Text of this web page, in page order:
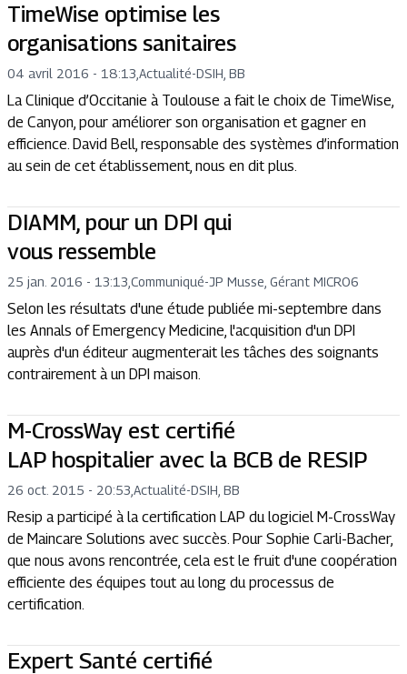
TimeWise optimise les
organisations sanitaires
04 avril 2016 - 18:13 Actualité-DSIH, BB
La Clinique d’Occitanie à Toulouse a fait le choix de TimeWise,
de Canyon, pour améliorer son organisation et gagner en
efficience. David Bell, responsable des systèmes d’information
au sein de cet établissement, nous en dit plus.
DIAMM, pour un DPI qui
vous ressemble
25 jan. 2016 - 13:13 Communiqué-JP Musse, Gérant MICRO6
Selon les résultats d'une étude publiée mi-septembre dans
les Annals of Emergency Medicine, l'acquisition d'un DPI
auprès d'un éditeur augmenterait les tâches des soignants
contrairement à un DPI maison.
M-CrossWay est certifié
LAP hospitalier avec la BCB de RESIP
26 oct. 2015 - 20:53 Actualité-DSIH, BB
Resip a participé à la certification LAP du logiciel M-CrossWay
de Maincare Solutions avec succès. Pour Sophie Carli-Bacher,
que nous avons rencontrée, cela est le fruit d'une coopération
efficiente des équipes tout au long du processus de
certification.
Expert Santé certifié